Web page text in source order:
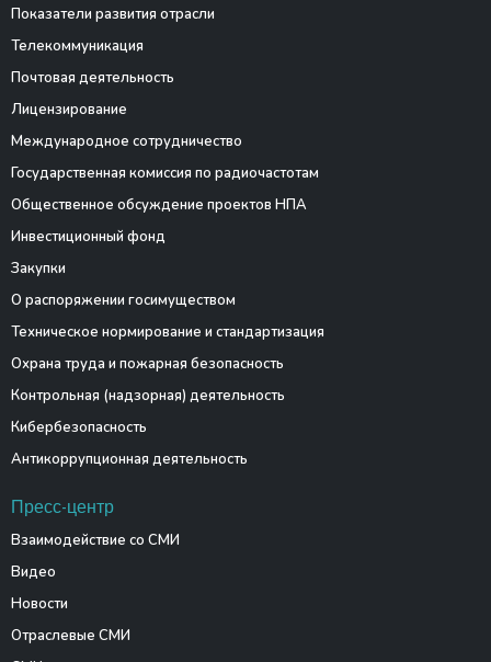
Показатели развития отрасли
Телекоммуникация
Почтовая деятельность
Лицензирование
Международное сотрудничество
Государственная комиссия по радиочастотам
Общественное обсуждение проектов НПА
Инвестиционный фонд
Закупки
О распоряжении госимуществом
Техническое нормирование и стандартизация
Охрана труда и пожарная безопасность
Контрольная (надзорная) деятельность
Кибербезопасность
Антикоррупционная деятельность
Пресс-центр
Взаимодействие со СМИ
Видео
Новости
Отраслевые СМИ